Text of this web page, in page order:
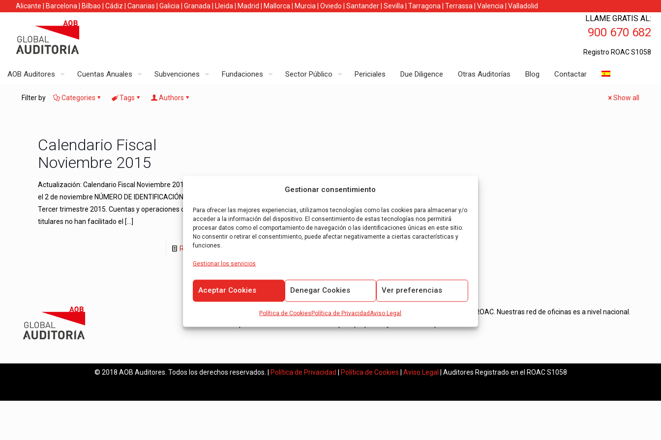
Gestionar consentimiento
Para ofrecer las mejores experiencias, utilizamos tecnologías como las cookies para almacenar y/o
acceder a la información del dispositivo. El consentimiento de estas tecnologías nos permitirá
procesar datos como el comportamiento de navegación o las identificaciones únicas en este sitio.
No consentir o retirar el consentimiento, puede afectar negativamente a ciertas características y
funciones.
Gestionar los servicios
Aceptar Cookies Denegar Cookies Ver preferencias
Política de CookiesPolítica de Privacidad Aviso Legal
Alicante Barcelona Bilbao Cádiz Canarias Galicia Granada Lleida Madrid Mallorca Murcia Oviedo Santander Sevilla Tarragona Terrassa Valencia Valladolid
AOB Auditores Cuentas Anuales Subvenciones Fundaciones Sector Público Periciales Due Diligence Otras Auditorías Blog Contactar
LLAME GRATIS AL:
900 670 682
Registro ROAC S1058
Filter by Categories Tags Authors Show all
Calendario Fiscal
Noviembre 2015
Actualización: Calendario Fiscal Noviembre 2016 Hasta
el 2 de noviembre NÚMERO DE IDENTIFICACIÓN FISCAL
Tercer trimestre 2015. Cuentas y operaciones cuyos
titulares no han facilitado el […]
Read more
AOB Auditores es una empresa de auditoría de cuentas anuales inscritos en el ROAC. Nuestras red de oficinas es a nivel nacional.
© 2018 AOB Auditores. Todos los derechos reservados. | Política de Privacidad Política de Cookies Aviso Legal | Auditores Registrado en el ROAC S1058